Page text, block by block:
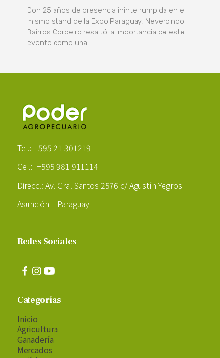
Con 25 años de presencia ininterrumpida en el
mismo stand de la Expo Paraguay, Nevercindo
Bairros Cordeiro resaltó la importancia de este
evento como una
Tel.: +595 21 301219
Cel.: +595 981 911114
Direcc.: Av. Gral Santos 2576 c/ Agustín Yegros
Asunción – Paraguay
Redes Sociales
Categorías
Inicio
Agricultura
Ganadería
Mercados